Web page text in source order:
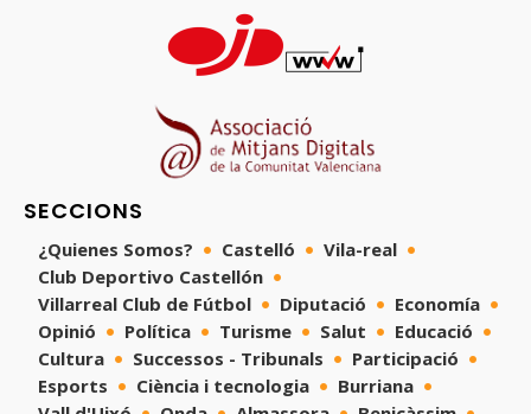
SECCIONS
¿Quienes Somos? Castelló
Vila-real
Club Deportivo Castellón
Villarreal Club de Fútbol
Diputació
Economía
Opinió
Política Turisme Salut
Educació
Cultura
Successos - Tribunals
Participació
Esports
Ciència i tecnologia
Burriana